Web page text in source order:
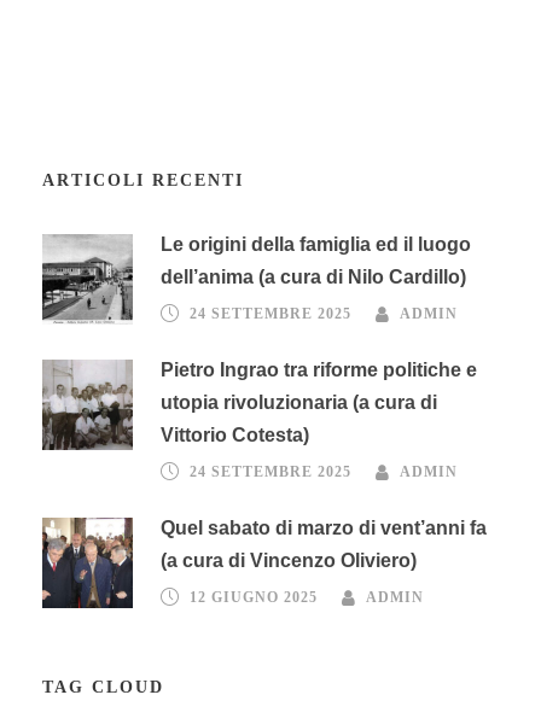
ARTICOLI RECENTI
Le origini della famiglia ed il luogo
dell’anima (a cura di Nilo Cardillo)
24 SETTEMBRE 2025 ADMIN
Pietro Ingrao tra riforme politiche e
utopia rivoluzionaria (a cura di
Vittorio Cotesta)
24 SETTEMBRE 2025 ADMIN
Quel sabato di marzo di vent’anni fa
(a cura di Vincenzo Oliviero)
12 GIUGNO 2025 ADMIN
TAG CLOUD